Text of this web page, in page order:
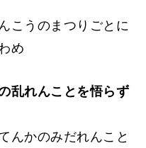
こうのまつりごとに
め
乱れんことを悟らず
んかのみだれんこと